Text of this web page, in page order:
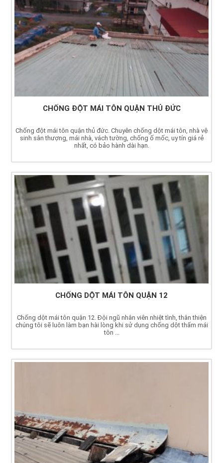
CHỐNG ĐỘT MÁI TÔN QUẬN THỦ ĐỨC
Chống đột mái tôn quận thủ đức. Chuyên chống dột mái tôn, nhà vệ
sinh sân thượng, mái nhà, vách tường, chống ố mốc, uy tín giá rẻ
nhất, có bảo hành dài hạn.
CHỐNG DỘT MÁI TÔN QUẬN 12
Chống dột mái tôn quận 12. Đội ngũ nhân viên nhiệt tình, thân thiện
chúng tôi sẽ luôn làm bạn hài lòng khi sử dụng chống dột thấm mái
tôn ...